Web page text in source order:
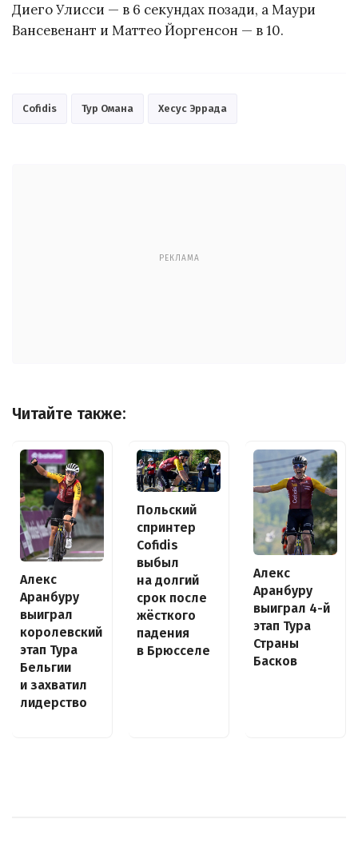
Диего Улисси — в 6 секундах позади, а Маури
Вансевенант и Маттео Йоргенсон — в 10.
Cofidis Тур Омана Хесус Эррада
РЕКЛАМА
Читайте также:
Алекс
Аранбуру
выиграл
королевский
этап Тура
Бельгии
и захватил
лидерство
Польский
спринтер
Cofidis
выбыл
на долгий
срок после
жёсткого
падения
в Брюсселе
Алекс
Аранбуру
выиграл 4-й
этап Тура
Страны
Басков